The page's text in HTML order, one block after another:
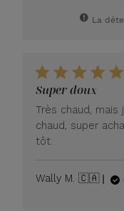
La
Super doux
Très chaud,
chaud, super
tôt.
Wally M. 🇨🇦